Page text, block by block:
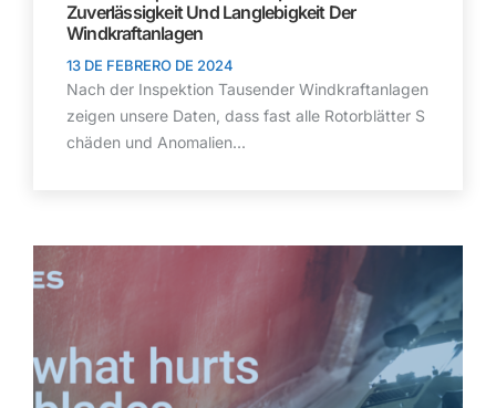
Zuverlässigkeit Und Langlebigkeit Der
Windkraftanlagen
13 DE FEBRERO DE 2024
Nach der Inspektion Tausender Windkraftanlagen
zeigen unsere Daten, dass fast alle Rotorblätter S
chäden und Anomalien...